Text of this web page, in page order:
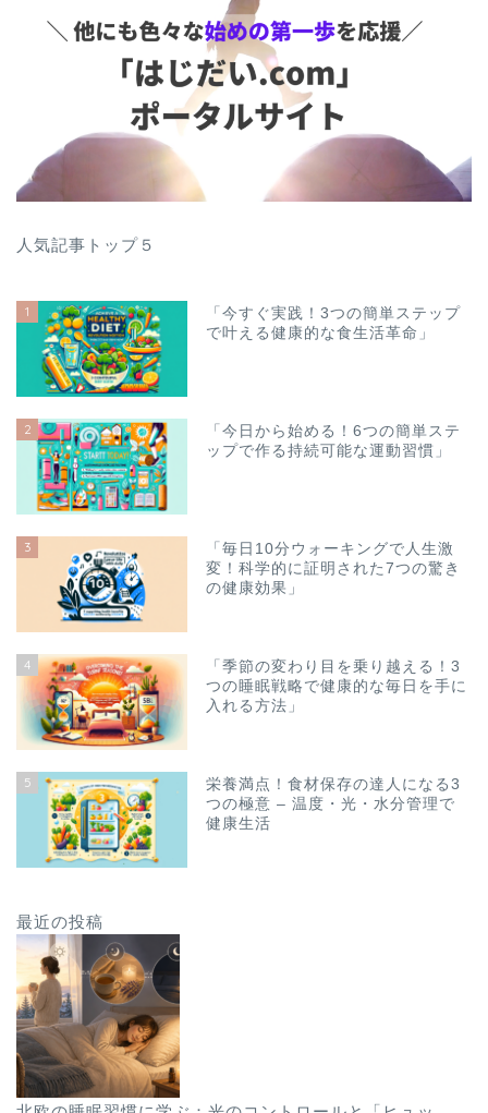
人気記事トップ５
1
「今すぐ実践！3つの簡単ステップ
で叶える健康的な食生活革命」
2
「今日から始める！6つの簡単ステ
ップで作る持続可能な運動習慣」
3
「毎日10分ウォーキングで人生激
変！科学的に証明された7つの驚き
の健康効果」
4
「季節の変わり目を乗り越える！3
つの睡眠戦略で健康的な毎日を手に
入れる方法」
5
栄養満点！食材保存の達人になる3
つの極意 – 温度・光・水分管理で
健康生活
最近の投稿